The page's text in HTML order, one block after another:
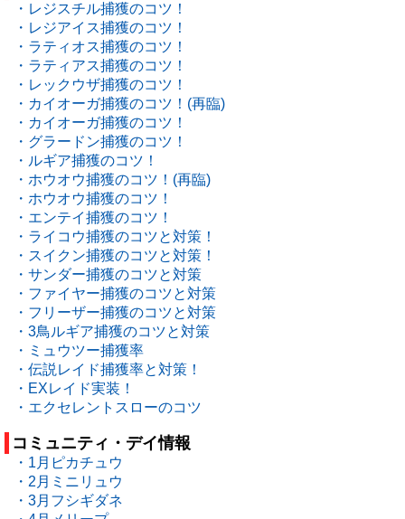
・レジスチル捕獲のコツ！
・レジアイス捕獲のコツ！
・ラティオス捕獲のコツ！
・ラティアス捕獲のコツ！
・レックウザ捕獲のコツ！
・カイオーガ捕獲のコツ！(再臨)
・カイオーガ捕獲のコツ！
・グラードン捕獲のコツ！
・ルギア捕獲のコツ！
・ホウオウ捕獲のコツ！(再臨)
・ホウオウ捕獲のコツ！
・エンテイ捕獲のコツ！
・ライコウ捕獲のコツと対策！
・スイクン捕獲のコツと対策！
・サンダー捕獲のコツと対策
・ファイヤー捕獲のコツと対策
・フリーザー捕獲のコツと対策
・3鳥ルギア捕獲のコツと対策
・ミュウツー捕獲率
・伝説レイド捕獲率と対策！
・EXレイド実装！
・エクセレントスローのコツ
コミュニティ・デイ情報
・1月ピカチュウ
・2月ミニリュウ
・3月フシギダネ